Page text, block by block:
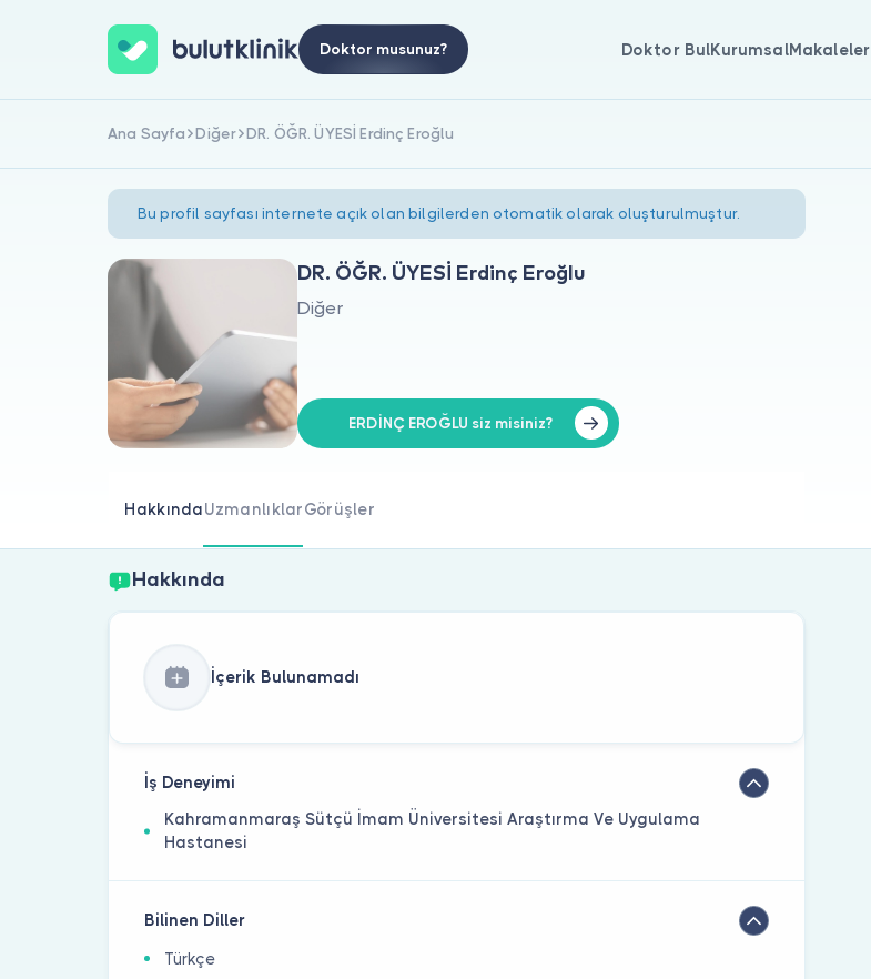
Doktor musunuz? Doktor BulKurumsalMakaleler
Ana Sayfa Diğer DR. ÖĞR. ÜYESİ Erdinç Eroğlu
Bu profil sayfası internete açık olan bilgilerden otomatik olarak oluşturulmuştur.
DR. ÖĞR. ÜYESİ Erdinç Eroğlu
Diğer
ERDİNÇ EROĞLU siz misiniz?
HakkındaUzmanlıklarGörüşler
Hakkında
İçerik Bulunamadı
İş Deneyimi
Kahramanmaraş Sütçü İmam Üniversitesi Araştırma Ve Uygulama
Hastanesi
Bilinen Diller
Türkçe